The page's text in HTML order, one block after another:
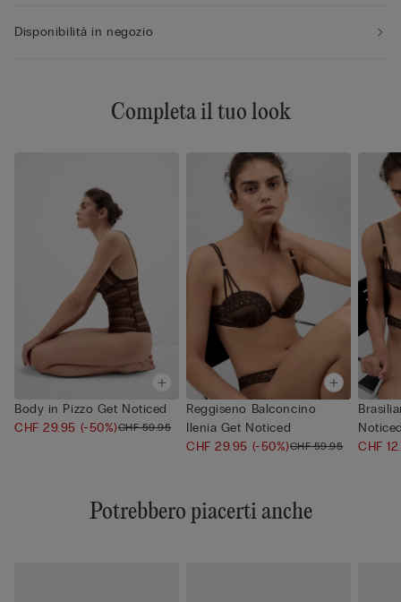
Disponibilità in negozio
Completa il tuo look
Body in Pizzo Get Noticed
CHF 29.95 (-50%)CHF 59.95
Reggiseno Balconcino
Ilenia Get Noticed
CHF 29.95 (-50%)CHF 59.95
CHF
Potrebbero piacerti anche